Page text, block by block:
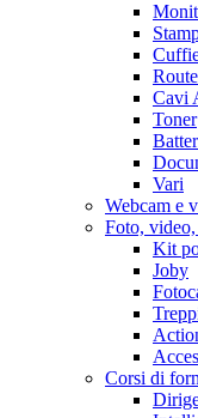
Cavi
Toner
Vari
Webcam e
Foto,
Kit
Joby
Corsi di